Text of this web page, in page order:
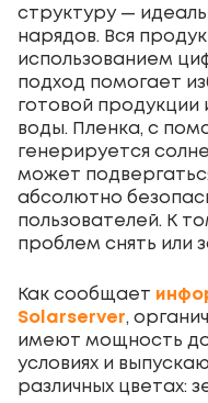
структуру —
нарядов. Вся
использованием
подход помогает
готовой
воды. Пленка, с
генерируется
может
абсолютно
пользователей. К
проблем снять или
Как сообщает
Solarserver,
имеют мощность до
условиях и
различных цветах: